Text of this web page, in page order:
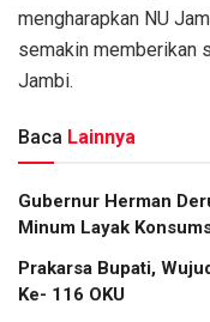
mengharapkan NU
semakin memberikan
Jambi.
Baca Lainnya
Gubernur Herman
Minum Layak
Prakarsa Bupati,
Ke- 116 OKU